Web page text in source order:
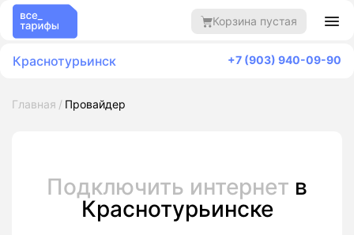
Корзина пустая
Краснотурьинск +7 (903) 940-09-90
Главная Провайдер
Подключить интернет в
Краснотурьинске